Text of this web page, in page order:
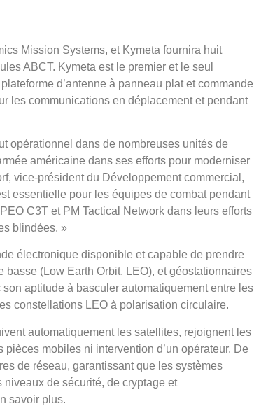
Mission Systems, et Kymeta fournira huit
ABCT. Kymeta est le premier et le seul
d’antenne à panneau plat et commande
les communications en déplacement et pendant
opérationnel dans de nombreuses unités de
américaine dans ses efforts pour moderniser
vice-président du Développement commercial,
essentielle pour les équipes de combat pendant
C3T et PM Tactical Network dans leurs efforts
blindées. »
électronique disponible et capable de prendre
(Low Earth Orbit, LEO), et géostationnaires
son aptitude à basculer automatiquement entre les
constellations LEO à polarisation circulaire.
automatiquement les satellites, rejoignent les
mobiles ni intervention d’un opérateur. De
de réseau, garantissant que les systèmes
niveaux de sécurité, de cryptage et
savoir plus.